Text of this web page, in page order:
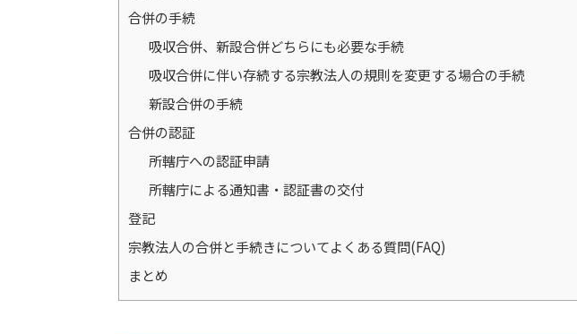
合併の手続
吸収合併、新設合併どちらにも必要な手続
吸収合併に伴い存続する宗教法人の規則を変更する場合の手続
新設合併の手続
合併の認証
所轄庁への認証申請
所轄庁による通知書・認証書の交付
登記
宗教法人の合併と手続きについてよくある質問(FAQ)
まとめ